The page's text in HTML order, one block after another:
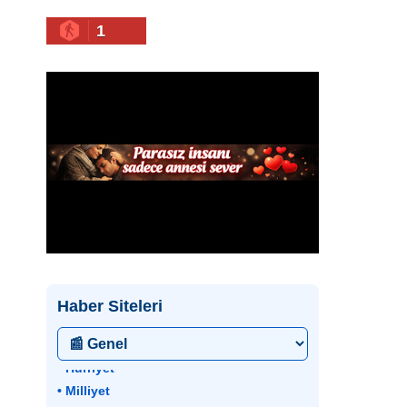
1
Haber Siteleri
• Hürriyet
• Milliyet